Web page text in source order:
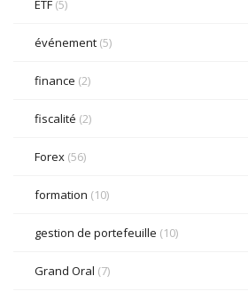
ETF (5)
événement (5)
finance (2)
fiscalité (2)
Forex (56)
formation (10)
gestion de portefeuille (10)
Grand Oral (7)